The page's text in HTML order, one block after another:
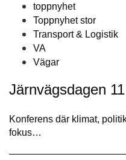
toppnyhet
Toppnyhet stor
Transport & Logistik
VA
Vägar
Järnvägsdagen
Konferens där klimat,
fokus…